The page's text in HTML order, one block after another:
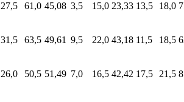
27,5 61,0 45,08 3,5 15,0 23,33 13,5 18,0
31,5 63,5 49,61 9,5 22,0 43,18 11,5 18,5
26,0 50,5 51,49 7,0 16,5 42,42 17,5 21,5